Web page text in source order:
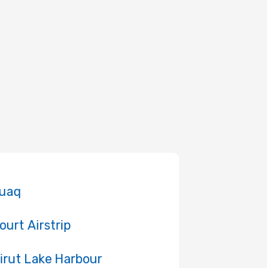
Airstrip
Lake Harbour